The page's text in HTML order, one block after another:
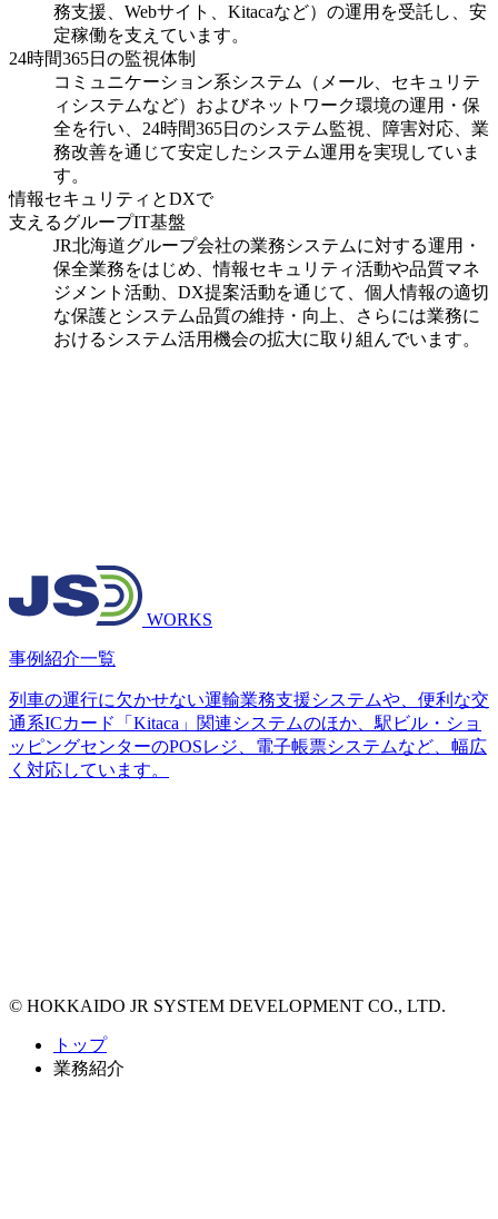
務支援、Webサイト、Kitacaなど）の運用を受託し、安
定稼働を支えています。
24時間365日の監視体制
コミュニケーション系システム（メール、セキュリテ
ィシステムなど）およびネットワーク環境の運用・保
全を行い、24時間365日のシステム監視、障害対応、業
務改善を通じて安定したシステム運用を実現していま
す。
情報セキュリティとDXで
支えるグループIT基盤
JR北海道グループ会社の業務システムに対する運用・
保全業務をはじめ、情報セキュリティ活動や品質マネ
ジメント活動、DX提案活動を通じて、個人情報の適切
な保護とシステム品質の維持・向上、さらには業務に
おけるシステム活用機会の拡大に取り組んでいます。
WORKS
事例紹介一覧
列車の運行に欠かせない運輸業務支援システムや、便利な交
通系ICカード「Kitaca」関連システムのほか、駅ビル・ショ
ッピングセンターのPOSレジ、電子帳票システムなど、幅広
く対応しています。
© HOKKAIDO JR SYSTEM DEVELOPMENT CO., LTD.
トップ
業務紹介